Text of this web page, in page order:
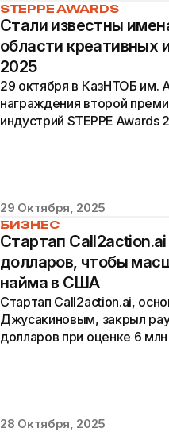
STEPPE AWARDS
Стали известны
области креативных
2025
29 октября в КазНТОБ им.
награждения второй
индустрий STEPPE
29 Октября, 2025
БИЗНЕС
Стартап
долларов, чтобы
найма в США
Стартап Call2action.ai,
Джусакиновым, закрыл
долларов при оценке 6
28 Октября, 2025